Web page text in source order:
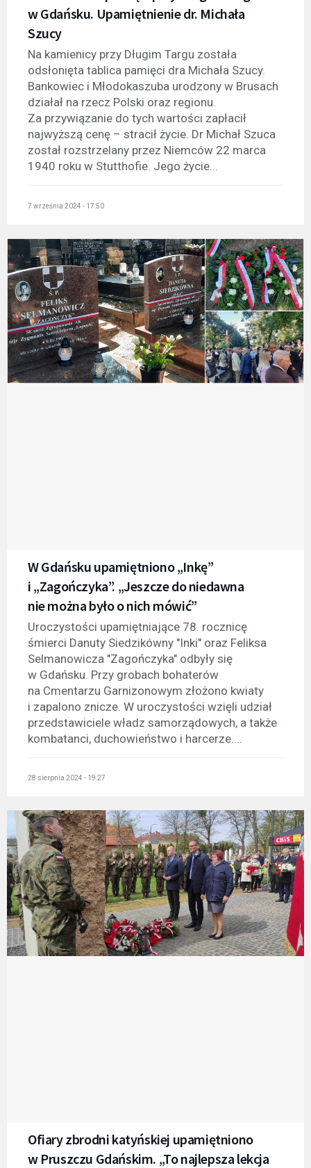
w Gdańsku. Upamiętnienie dr. Michała
Szucy
Na kamienicy przy Długim Targu została
odsłonięta tablica pamięci dra Michała Szucy.
Bankowiec i Młodokaszuba urodzony w Brusach
działał na rzecz Polski oraz regionu.
Za przywiązanie do tych wartości zapłacił
najwyższą cenę – stracił życie. Dr Michał Szuca
został rozstrzelany przez Niemców 22 marca
1940 roku w Stutthofie. Jego życie...
7 września 2024 - 17:50
W Gdańsku upamiętniono „Inkę”
i „Zagończyka”. „Jeszcze do niedawna
nie można było o nich mówić”
Uroczystości upamiętniające 78. rocznicę
śmierci Danuty Siedzikówny "Inki" oraz Feliksa
Selmanowicza "Zagończyka" odbyły się
w Gdańsku. Przy grobach bohaterów
na Cmentarzu Garnizonowym złożono kwiaty
i zapalono znicze. W uroczystości wzięli udział
przedstawiciele władz samorządowych, a także
kombatanci, duchowieństwo i harcerze....
28 sierpnia 2024 - 19:27
Ofiary zbrodni katyńskiej upamiętniono
w Pruszczu Gdańskim. „To najlepsza lekcja